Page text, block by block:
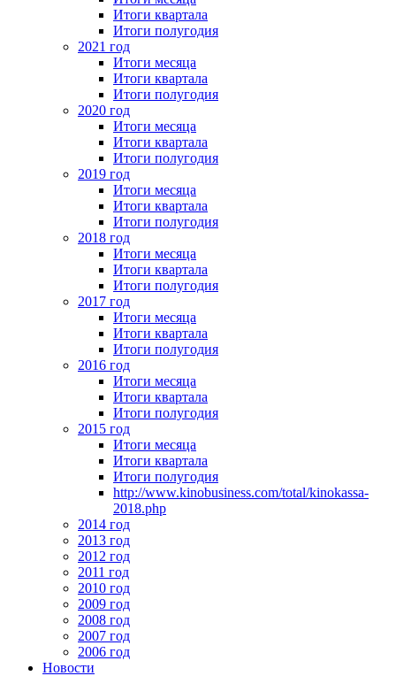
Итоги квартала
Итоги полугодия
2021 год
Итоги месяца
Итоги квартала
Итоги полугодия
2020 год
Итоги месяца
Итоги квартала
Итоги полугодия
2019 год
Итоги месяца
Итоги квартала
Итоги полугодия
2018 год
Итоги месяца
Итоги квартала
Итоги полугодия
2017 год
Итоги месяца
Итоги квартала
Итоги полугодия
2016 год
Итоги месяца
Итоги квартала
Итоги полугодия
2015 год
Итоги месяца
Итоги квартала
Итоги полугодия
http://www.kinobusiness.com/total/kinokassa-
2018.php
2014 год
2013 год
2012 год
2011 год
2010 год
2009 год
2008 год
2007 год
2006 год
Новости